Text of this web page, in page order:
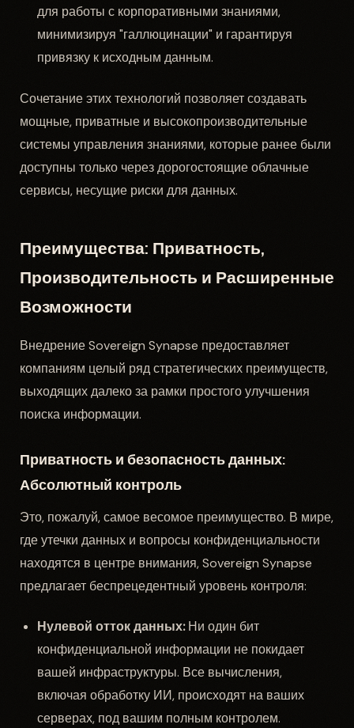
для работы с корпоративными знаниями,
минимизируя "галлюцинации" и гарантируя
привязку к исходным данным.
Сочетание этих технологий позволяет создавать
мощные, приватные и высокопроизводительные
системы управления знаниями, которые ранее были
доступны только через дорогостоящие облачные
сервисы, несущие риски для данных.
Преимущества: Приватность,
Производительность и Расширенные
Возможности
Внедрение Sovereign Synapse предоставляет
компаниям целый ряд стратегических преимуществ,
выходящих далеко за рамки простого улучшения
поиска информации.
Приватность и безопасность данных:
Абсолютный контроль
Это, пожалуй, самое весомое преимущество. В мире,
где утечки данных и вопросы конфиденциальности
находятся в центре внимания, Sovereign Synapse
предлагает беспрецедентный уровень контроля:
Нулевой отток данных:Ни один бит
конфиденциальной информации не покидает
вашей инфраструктуры. Все вычисления,
включая обработку ИИ, происходят на ваших
серверах, под вашим полным контролем.